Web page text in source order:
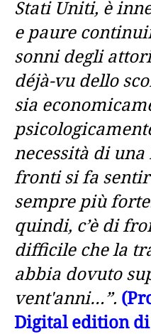
Stati Uniti, è
e paure
sonni degli
déjà-vu dello
sia
necessità di
fronti si fa
sempre più
quindi, c’è di
difficile che la
abbia dovuto
vent'anni…”.
Digital edition di